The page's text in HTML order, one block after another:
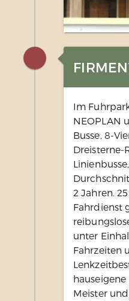
Im
NEOPLAN
Busse, 8-
Dreisterne-
2 Jahren.
Fahrdienst
unter
Fahrzeiten
Meister